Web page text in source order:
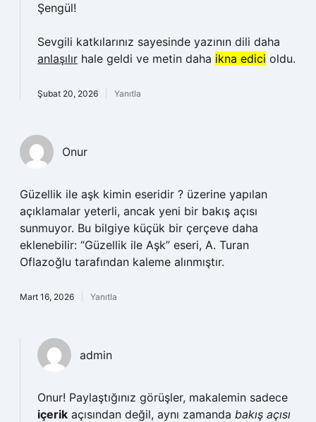
Şengül!
Sevgili katkılarınız sayesinde yazının dili daha
anlaşılır hale geldi ve metin daha ikna edici oldu.
Şubat 20, 2026 Yanıtla
Onur
Güzellik ile aşk kimin eseridir ? üzerine yapılan
açıklamalar yeterli, ancak yeni bir bakış açısı
sunmuyor. Bu bilgiye küçük bir çerçeve daha
eklenebilir: “Güzellik ile Aşk” eseri, A. Turan
Oflazoğlu tarafından kaleme alınmıştır.
Mart 16, 2026 Yanıtla
admin
Onur! Paylaştığınız görüşler, makalemin sadece
içerik açısından değil, aynı zamanda bakış açısı